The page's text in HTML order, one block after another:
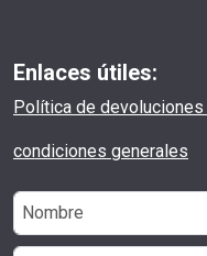
Enlaces útiles:
Política de
condiciones generales